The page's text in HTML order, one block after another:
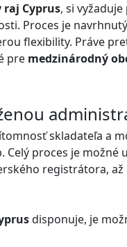
raj Cyprus, si
Proces je
flexibility. Práve
pre medzinárodný
skladateľa a
proces je možné
registrátora,
disponuje, je